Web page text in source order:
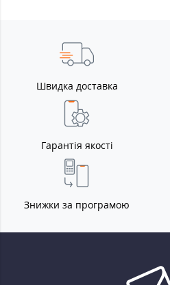
Швидка доставка
Гарантія якості
Знижки за програмою